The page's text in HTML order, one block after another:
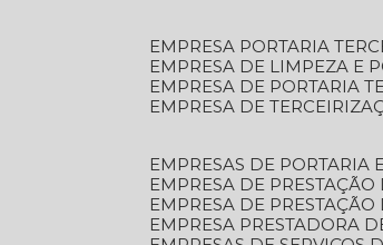
EMPRESA PORTARIA
EMPRESA DE LIMPEZA E
EMPRESA DE PORTARIA
EMPRESA DE
EMPRESAS DE
EMPRESA DE
EMPRESA DE
EMPRESA PRESTADORA